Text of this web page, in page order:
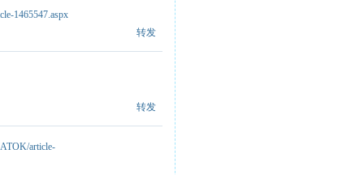
1465547.aspx
转发
转发
article-